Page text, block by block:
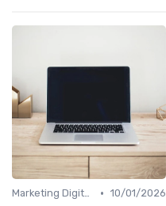
Marketing Digital et Réglementations • 10/01/2026